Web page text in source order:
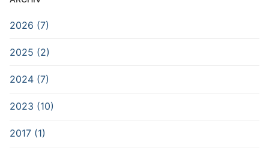
2026 (7)
2025 (2)
2024 (7)
2023 (10)
2017 (1)